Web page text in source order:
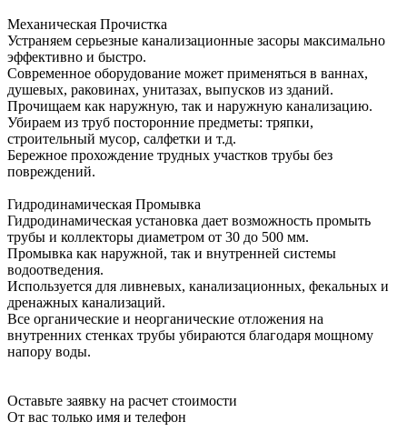
Механическая Прочистка
Устраняем серьезные канализационные засоры максимально
эффективно и быстро.
Современное оборудование может применяться в ваннах,
душевых, раковинах, унитазах, выпусков из зданий.
Прочищаем как наружную, так и наружную канализацию.
Убираем из труб посторонние предметы: тряпки,
строительный мусор, салфетки и т.д.
Бережное прохождение трудных участков трубы без
повреждений.
Гидродинамическая Промывка
Гидродинамическая установка дает возможность промыть
трубы и коллекторы диаметром от 30 до 500 мм.
Промывка как наружной, так и внутренней системы
водоотведения.
Используется для ливневых, канализационных, фекальных и
дренажных канализаций.
Все органические и неорганические отложения на
внутренних стенках трубы убираются благодаря мощному
напору воды.
Оставьте заявку на расчет стоимости
От вас только имя и телефон